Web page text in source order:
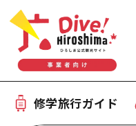
修学旅行ガイド
修学旅行